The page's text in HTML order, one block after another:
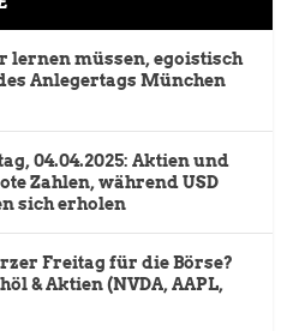
lernen müssen, egoistisch
Anlegertags München
04.04.2025: Aktien und
Zahlen, während USD
sich erholen
Freitag für die Börse?
& Aktien (NVDA, AAPL,